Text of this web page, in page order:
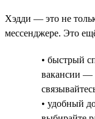
Хэдди — это не
мессенджере. Это
• быстрый
вакансии —
• удобный